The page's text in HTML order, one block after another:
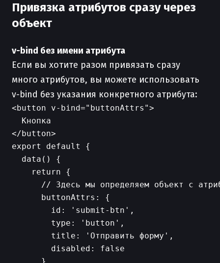
Привязка атрибутов сразу через
объект
v-bind без имени атрибута
Если вы хотите разом привязать сразу
много атрибутов, вы можете использовать
v-bind без указания конкретного атрибута:
<button v-bind="buttonAttrs">
  Кнопка
export default {
  data() {
    return {
// Здесь мы определяем объект с
      buttonAttrs: {
        id: 'submit-btn',
        type: 'button',
        title: 'Отправить форму',
        disabled: false